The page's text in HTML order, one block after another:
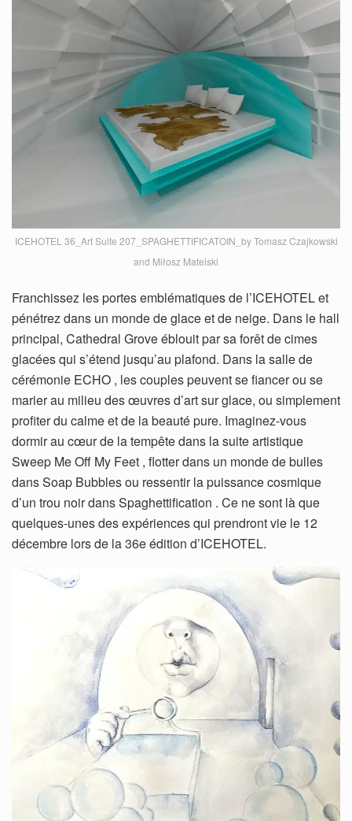
ICEHOTEL 36_Art Suite 207_SPAGHETTIFICATOIN_by Tomasz Czajkowski
and Miłosz Matelski
Franchissez les portes emblématiques de l’ICEHOTEL et
pénétrez dans un monde de glace et de neige. Dans le hall
principal, Cathedral Grove éblouit par sa forêt de cimes
glacées qui s’étend jusqu’au plafond. Dans la salle de
cérémonie ECHO , les couples peuvent se fiancer ou se
marier au milieu des œuvres d’art sur glace, ou simplement
profiter du calme et de la beauté pure. Imaginez-vous
dormir au cœur de la tempête dans la suite artistique
Sweep Me Off My Feet , flotter dans un monde de bulles
dans Soap Bubbles ou ressentir la puissance cosmique
d’un trou noir dans Spaghettification . Ce ne sont là que
quelques-unes des expériences qui prendront vie le 12
décembre lors de la 36e édition d’ICEHOTEL.